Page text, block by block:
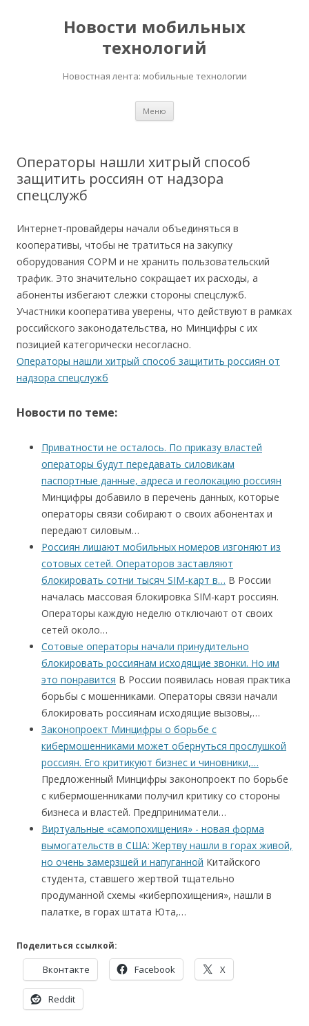
Новости мобильных
технологий
Новостная лента: мобильные технологии
Меню
Операторы нашли хитрый способ
защитить россиян от надзора
спецслужб
Интернет-провайдеры начали объединяться в
кооперативы, чтобы не тратиться на закупку
оборудования СОРМ и не хранить пользовательский
трафик. Это значительно сокращает их расходы, а
абоненты избегают слежки стороны спецслужб.
Участники кооператива уверены, что действуют в рамках
российского законодательства, но Минцифры с их
позицией категорически несогласно.
Операторы нашли хитрый способ защитить россиян от
надзора спецслужб
Новости по теме:
Приватности не осталось. По приказу властей
операторы будут передавать силовикам
паспортные данные, адреса и геолокацию россиян
Минцифры добавило в перечень данных, которые
операторы связи собирают о своих абонентах и
передают силовым…
Россиян лишают мобильных номеров изгоняют из
сотовых сетей. Операторов заставляют
блокировать сотни тысяч SIM-карт в… В России
началась массовая блокировка SIM-карт россиян.
Операторы каждую неделю отключают от своих
сетей около…
Сотовые операторы начали принудительно
блокировать россиянам исходящие звонки. Но им
это понравится В России появилась новая практика
борьбы с мошенниками. Операторы связи начали
блокировать россиянам исходящие вызовы,…
Законопроект Минцифры о борьбе с
кибермошенниками может обернуться прослушкой
россиян. Его критикуют бизнес и чиновники,…
Предложенный Минцифры законопроект по борьбе
с кибермошенниками получил критику со стороны
бизнеса и властей. Предприниматели…
Виртуальные «самопохищения» - новая форма
вымогательств в США: Жертву нашли в горах живой,
но очень замерзшей и напуганной Китайского
студента, ставшего жертвой тщательно
продуманной схемы «киберпохищения», нашли в
палатке, в горах штата Юта,…
Поделиться ссылкой:
Вконтакте Facebook X
Reddit